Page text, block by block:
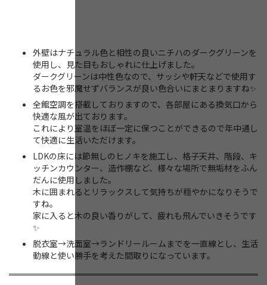
外壁はナチュラル色と相性の良いニチハのダークグリーンを
使用し、見た目もおしゃれに仕上げました。
ダークグリーンは中性色なので、サッシや軒天などで使用す
るお色を邪魔せずバランスが良い色合いにまとまりますね✨
全館空調を搭載しておりますので、各部屋にある換気口から
快適な風が出ております。
これにより室温をほぼ一定に保つことができるので年中通し
て快適に生活いただけます。
LDKの床には節無しのヒノキを施工し、格子天井、階段、キ
ッチンカウンター、造作棚など、様々な場所で無垢材をふん
だんに使用しました。
木に囲まれるとリラックスして気持ちが穏やかになりそうで
すね。
家に入ると木の良い香りがして、疲れも飛んでいきそうです
✨
脱衣室→洗面室→ランドリールームまでを一直線とし、生活
動線と使い勝手を考えた間取りになっています。